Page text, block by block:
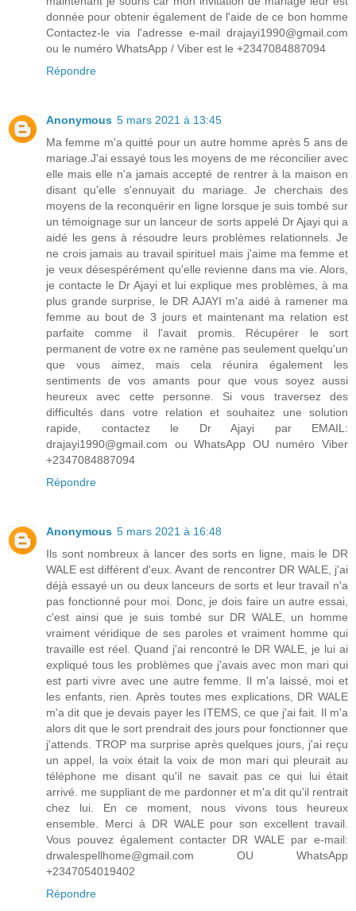
donnée pour obtenir également de l'aide de ce bon homme
Contactez-le via l'adresse e-mail drajayi1990@gmail.com
ou le numéro WhatsApp / Viber est le +2347084887094
Répondre
Anonymous 5 mars 2021 à 13:45
Ma femme m'a quitté pour un autre homme après 5 ans de
mariage.J'ai essayé tous les moyens de me réconcilier avec
elle mais elle n'a jamais accepté de rentrer à la maison en
disant qu'elle s'ennuyait du mariage. Je cherchais des
moyens de la reconquérir en ligne lorsque je suis tombé sur
un témoignage sur un lanceur de sorts appelé Dr Ajayi qui a
aidé les gens à résoudre leurs problèmes relationnels. Je
ne crois jamais au travail spirituel mais j'aime ma femme et
je veux désespérément qu'elle revienne dans ma vie. Alors,
je contacte le Dr Ajayi et lui explique mes problèmes, à ma
plus grande surprise, le DR AJAYI m'a aidé à ramener ma
femme au bout de 3 jours et maintenant ma relation est
parfaite comme il l'avait promis. Récupérer le sort
permanent de votre ex ne ramène pas seulement quelqu'un
que vous aimez, mais cela réunira également les
sentiments de vos amants pour que vous soyez aussi
heureux avec cette personne. Si vous traversez des
difficultés dans votre relation et souhaitez une solution
rapide, contactez le Dr Ajayi par EMAIL:
drajayi1990@gmail.com ou WhatsApp OU numéro Viber
+2347084887094
Répondre
Anonymous 5 mars 2021 à 16:48
Ils sont nombreux à lancer des sorts en ligne, mais le DR
WALE est différent d'eux. Avant de rencontrer DR WALE, j'ai
déjà essayé un ou deux lanceurs de sorts et leur travail n'a
pas fonctionné pour moi. Donc, je dois faire un autre essai,
c'est ainsi que je suis tombé sur DR WALE, un homme
vraiment véridique de ses paroles et vraiment homme qui
travaille est réel. Quand j'ai rencontré le DR WALE, je lui ai
expliqué tous les problèmes que j'avais avec mon mari qui
est parti vivre avec une autre femme. Il m'a laissé, moi et
les enfants, rien. Après toutes mes explications, DR WALE
m'a dit que je devais payer les ITEMS, ce que j'ai fait. Il m'a
alors dit que le sort prendrait des jours pour fonctionner que
j'attends. TROP ma surprise après quelques jours, j'ai reçu
un appel, la voix était la voix de mon mari qui pleurait au
téléphone me disant qu'il ne savait pas ce qui lui était
arrivé. me suppliant de me pardonner et m'a dit qu'il rentrait
chez lui. En ce moment, nous vivons tous heureux
ensemble. Merci à DR WALE pour son excellent travail.
Vous pouvez également contacter DR WALE par e-mail:
drwalespellhome@gmail.com OU WhatsApp
+2347054019402
Répondre